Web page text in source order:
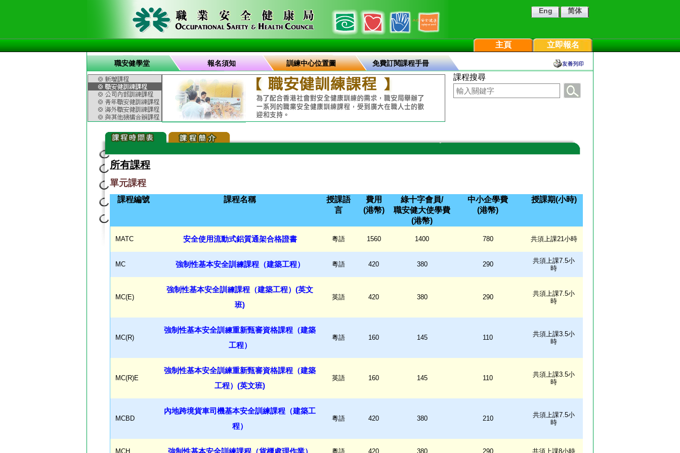
简体
Eng
立即報名
主頁
職安健學堂 報名須知 訓練中心位置圖 免費訂閱課程手冊
課程搜尋
所有課程
單元課程
課程編號 課程名稱
授課語
言
費用
(港幣)
綠十字會員/
職安健大使學費
(港幣)
中小企學費
(港幣)
授課期(小時)
MATC 安全使用流動式鋁質通架合格證書 粵語 1560 1400 780 共須上課21小時
MC 強制性基本安全訓練課程（建築工程） 粵語 420 380 290
共須上課7.5小
時
MC(E)
強制性基本安全訓練課程（建築工程）(英文
班)
英語 420 380 290
共須上課7.5小
時
MC(R)
強制性基本安全訓練重新甄審資格課程（建築
工程）
粵語 160 145 110
共須上課3.5小
時
MC(R)E
強制性基本安全訓練重新甄審資格課程（建築
工程）(英文班)
英語 160 145 110
共須上課3.5小
時
MCBD
內地跨境貨車司機基本安全訓練課程（建築工
程）
粵語 420 380 210
共須上課7.5小
時
MCH 粵語 420 380 290 共須上課8小時